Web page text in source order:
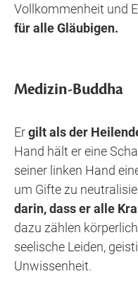
Vollkommenheit und
für alle Gläubigen.
Medizin-Buddha
Ergilt als der
Hand hält er eine
seiner linken Hand
um Gifte zu
darin, dass er alle
dazu zählen
seelische Leiden,
Unwissenheit.